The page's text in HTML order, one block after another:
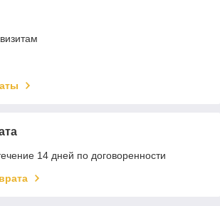
14 дней по договоренности